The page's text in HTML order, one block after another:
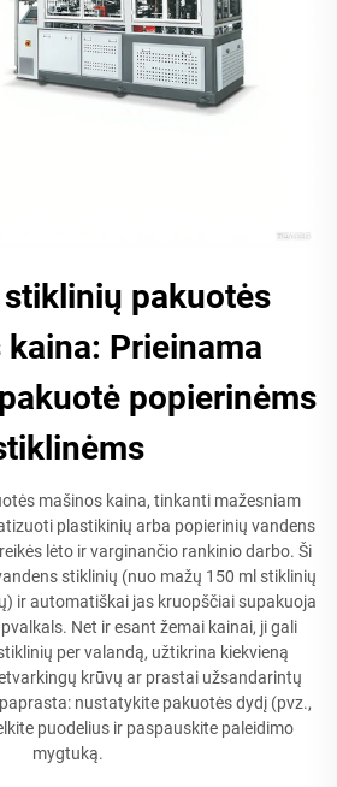
pakuotės
Prieinama
popierinėms
mašinos kaina, tinkanti mažesniam
plastikinių arba popierinių vandens
lėto ir varginančio rankinio darbo. Ši
stiklinių (nuo mažų 150 ml stiklinių
ir automatiškai jas kruopščiai supakuoja
Net ir esant žemai kainai, ji gali
per valandą, užtikrina kiekvieną
krūvų ar prastai užsandarintų
nustatykite pakuotės dydį (pvz.,
puodelius ir paspauskite paleidimo
mygtuką.